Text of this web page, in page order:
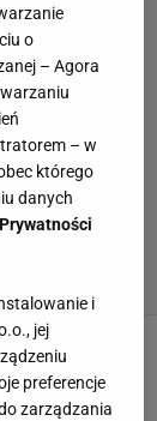
ogrodu
OGRÓD
o
– Agora
– w
którego
danych
i
jej
preferencje
zarządzania